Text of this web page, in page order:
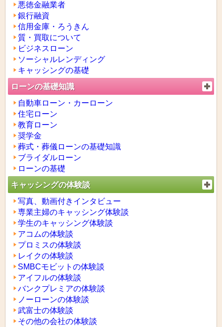
悪徳金融業者
銀行融資
信用金庫・ろうきん
質・買取について
ビジネスローン
ソーシャルレンディング
キャッシングの基礎
ローンの基礎知識
自動車ローン・カーローン
住宅ローン
教育ローン
奨学金
葬式・葬儀ローンの基礎知識
ブライダルローン
ローンの基礎
キャッシングの体験談
写真、動画付きインタビュー
専業主婦のキャッシング体験談
学生のキャッシング体験談
アコムの体験談
プロミスの体験談
レイクの体験談
SMBCモビットの体験談
アイフルの体験談
バンクプレミアの体験談
ノーローンの体験談
武富士の体験談
その他の会社の体験談